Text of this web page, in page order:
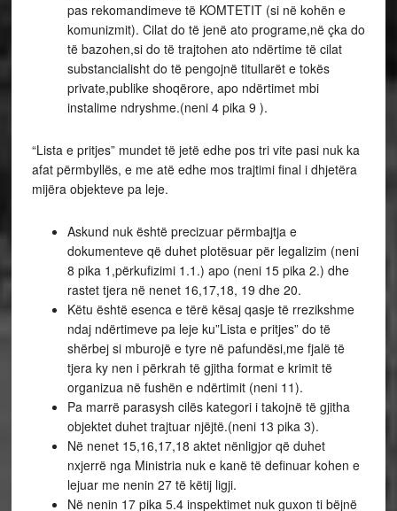
pas rekomandimeve të KOMTETIT (si në kohën e
komunizmit). Cilat do të jenë ato programe,në çka do
të bazohen,si do të trajtohen ato ndërtime të cilat
substancialisht do të pengojnë titullarët e tokës
private,publike shoqërore, apo ndërtimet mbi
instalime ndryshme.(neni 4 pika 9 ).
“Lista e pritjes” mundet të jetë edhe pos tri vite pasi nuk ka
afat përmbyllës, e me atë edhe mos trajtimi final i dhjetëra
mijëra objekteve pa leje.
Askund nuk është precizuar përmbajtja e
dokumenteve që duhet plotësuar për legalizim (neni
8 pika 1,përkufizimi 1.1.) apo (neni 15 pika 2.) dhe
rastet tjera në nenet 16,17,18, 19 dhe 20.
Këtu është esenca e tërë kësaj qasje të rrezikshme
ndaj ndërtimeve pa leje ku”Lista e pritjes” do të
shërbej si mburojë e tyre në pafundësi,me fjalë të
tjera ky nen i përkrah të gjitha format e krimit të
organizua në fushën e ndërtimit (neni 11).
Pa marrë parasysh cilës kategori i takojnë të gjitha
objektet duhet trajtuar njëjtë.(neni 13 pika 3).
Në nenet 15,16,17,18 aktet nënligjor që duhet
nxjerrë nga Ministria nuk e kanë të definuar kohen e
lejuar me nenin 27 të këtij ligji.
Në nenin 17 pika 5.4 inspektimet nuk guxon ti bëjnë